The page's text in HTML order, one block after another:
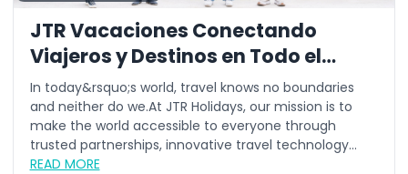
JTR Vacaciones Conectando
Viajeros y Destinos en Todo el
Mundo
In today&rsquo;s world, travel knows no boundaries
and neither do we.At JTR Holidays, our mission is to
make the world accessible to everyone through
trusted partnerships, innovative travel technology...
READ MORE